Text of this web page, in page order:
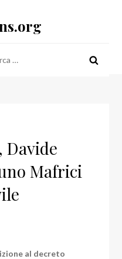
Davide
Mafrici
al decreto